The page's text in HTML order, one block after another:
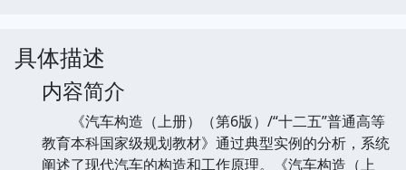
具体描述
内容简介
《汽车构造（上册）（第6版）/“十二五”普通高等
教育本科国家级规划教材》通过典型实例的分析，系统
阐述了现代汽车的构造和工作原理。《汽车构造（上